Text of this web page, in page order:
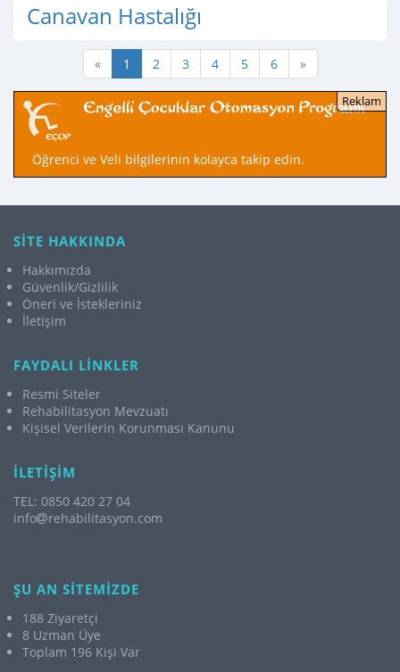
Canavan Hastalığı
« 1 2 3 4 5 6 »
Öğrenci ve Veli bilgilerinin kolayca takip edin.
SİTE HAKKINDA
Hakkımızda
Güvenlik/Gizlilik
Öneri ve İstekleriniz
İletişim
FAYDALI LİNKLER
Resmi Siteler
Rehabilitasyon Mevzuatı
Kişisel Verilerin Korunması Kanunu
İLETİŞİM
TEL: 0850 420 27 04
info
rehabilitasyon.com
ŞU AN SİTEMİZDE
188 Ziyaretçi
8 Uzman Üye
Toplam 196 Kişi Var